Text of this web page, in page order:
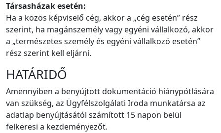
Társasházak esetén:
Ha a közös képviselő cég, akkor a „cég esetén” rész
szerint, ha magánszemély vagy egyéni vállalkozó, akkor
a „természetes személy és egyéni vállalkozó esetén”
rész szerint kell eljárni.
HATÁRIDŐ
Amennyiben a benyújtott dokumentáció hiánypótlására
van szükség, az Ügyfélszolgálati Iroda munkatársa az
adatlap benyújtásától számított 15 napon belül
felkeresi a kezdeményezőt.